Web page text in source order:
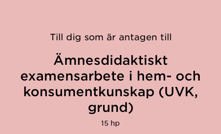
Till dig som är antagen till
Ämnesdidaktiskt
examensarbete i hem- och
konsumentkunskap (UVK,
grund)
15 hp